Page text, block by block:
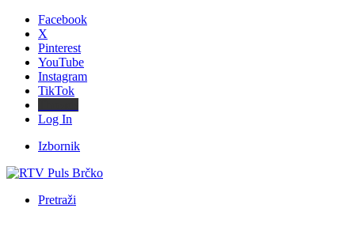
Facebook
X
Pinterest
YouTube
Instagram
TikTok
Log In
Izbornik
Pretraži